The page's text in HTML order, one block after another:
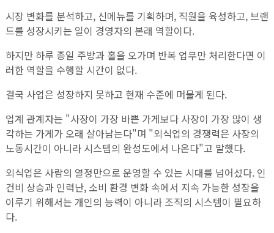
시장 변화를 분석하고, 신메뉴를 기획하며, 직원을 육성하고, 브랜
드를 성장시키는 일이 경영자의 본래 역할이다.
하지만 하루 종일 주방과 홀을 오가며 반복 업무만 처리한다면 이
러한 역할을 수행할 시간이 없다.
결국 사업은 성장하지 못하고 현재 수준에 머물게 된다.
업계 관계자는 "사장이 가장 바쁜 가게보다 사장이 가장 많이 생
각하는 가게가 오래 살아남는다"며 "외식업의 경쟁력은 사장의
노동시간이 아니라 시스템의 완성도에서 나온다"고 말했다.
외식업은 사람의 열정만으로 운영할 수 있는 시대를 넘어섰다. 인
건비 상승과 인력난, 소비 환경 변화 속에서 지속 가능한 성장을
이루기 위해서는 개인의 능력이 아니라 조직의 시스템이 필요하
다.